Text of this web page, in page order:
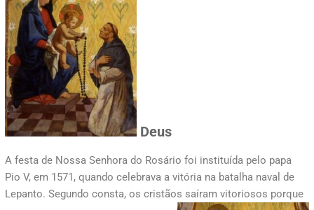
Deus
A festa de Nossa Senhora do Rosário foi instituída pelo papa
Pio V, em 1571, quando celebrava a vitória na batalha naval de
Lepanto. Segundo consta, os cristãos saíram vitoriosos porque